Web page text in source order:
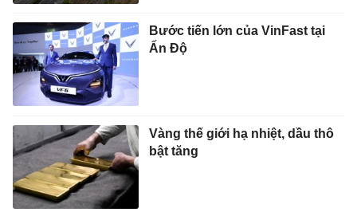
Bước tiến lớn của VinFast tại
Ấn Độ
Vàng thế giới hạ nhiệt, dầu thô
bật tăng